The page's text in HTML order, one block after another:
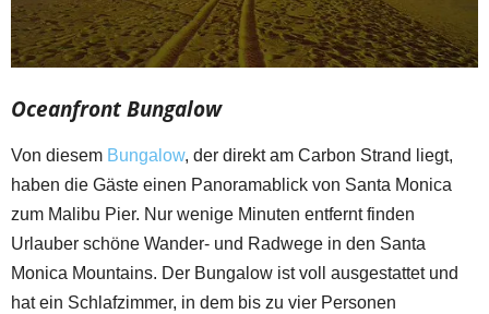
Oceanfront Bungalow
Von diesem Bungalow, der direkt am Carbon Strand liegt,
haben die Gäste einen Panoramablick von Santa Monica
zum Malibu Pier. Nur wenige Minuten entfernt finden
Urlauber schöne Wander- und Radwege in den Santa
Monica Mountains. Der Bungalow ist voll ausgestattet und
hat ein Schlafzimmer, in dem bis zu vier Personen